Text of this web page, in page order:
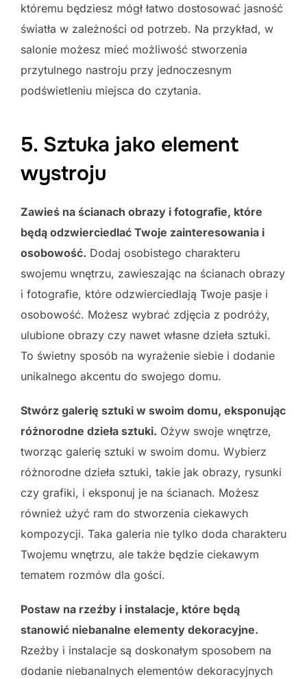
któremu będziesz mógł łatwo dostosować jasność
światła w zależności od potrzeb. Na przykład, w
salonie możesz mieć możliwość stworzenia
przytulnego nastroju przy jednoczesnym
podświetleniu miejsca do czytania.
5. Sztuka jako element
wystroju
Zawieś na ścianach obrazy i fotografie, które
będą odzwierciedlać Twoje zainteresowania i
osobowość. Dodaj osobistego charakteru
swojemu wnętrzu, zawieszając na ścianach obrazy
i fotografie, które odzwierciedlają Twoje pasje i
osobowość. Możesz wybrać zdjęcia z podróży,
ulubione obrazy czy nawet własne dzieła sztuki.
To świetny sposób na wyrażenie siebie i dodanie
unikalnego akcentu do swojego domu.
Stwórz galerię sztuki w swoim domu, eksponując
różnorodne dzieła sztuki. Ożyw swoje wnętrze,
tworząc galerię sztuki w swoim domu. Wybierz
różnorodne dzieła sztuki, takie jak obrazy, rysunki
czy grafiki, i eksponuj je na ścianach. Możesz
również użyć ram do stworzenia ciekawych
kompozycji. Taka galeria nie tylko doda charakteru
Twojemu wnętrzu, ale także będzie ciekawym
tematem rozmów dla gości.
Postaw na rzeźby i instalacje, które będą
stanowić niebanalne elementy dekoracyjne.
Rzeźby i instalacje są doskonałym sposobem na
dodanie niebanalnych elementów dekoracyjnych